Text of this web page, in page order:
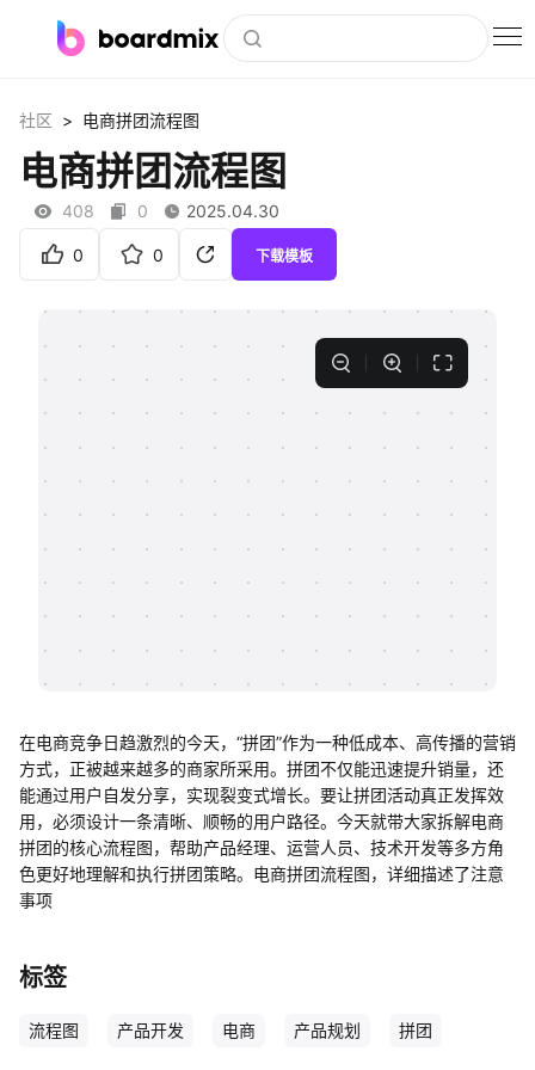
社区资源
下载
客户案例
知识分享社区
社区 > 电商拼团流程图
电商拼团流程图
408 0 2025.04.30
0 0 下载模板
在电商竞争日趋激烈的今天，“拼团”作为一种低成本、高传播的营销
方式，正被越来越多的商家所采用。拼团不仅能迅速提升销量，还
能通过用户自发分享，实现裂变式增长。要让拼团活动真正发挥效
用，必须设计一条清晰、顺畅的用户路径。今天就带大家拆解电商
拼团的核心流程图，帮助产品经理、运营人员、技术开发等多方角
色更好地理解和执行拼团策略。电商拼团流程图，详细描述了注意
事项
标签
流程图 产品开发 电商 产品规划 拼团